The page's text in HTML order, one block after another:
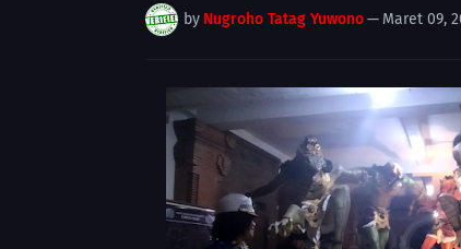
by Nugroho Tatag Yuwono— Maret 09,